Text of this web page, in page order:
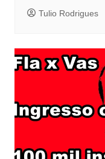
Tulio Rodrigues